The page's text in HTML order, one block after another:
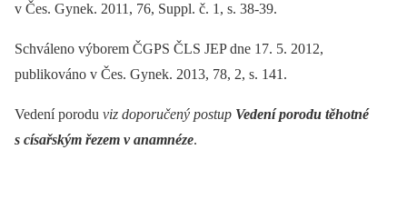
v Čes. Gynek. 2011, 76, Suppl. č. 1, s. 38-39.
Schváleno výborem ČGPS ČLS JEP dne 17. 5. 2012,
publikováno v Čes. Gynek. 2013, 78, 2, s. 141.
Vedení porodu viz doporučený postup Vedení porodu těhotné
s císařským řezem v anamnéze.